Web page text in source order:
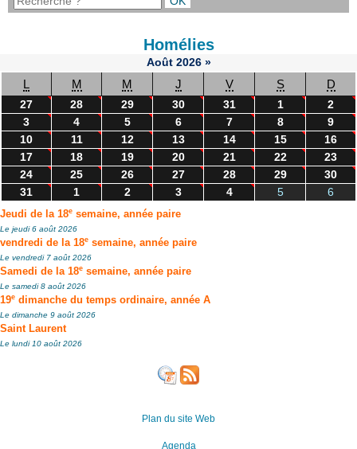
Homélies
Août 2026 »
L M M J V S D
27 28 29 30 31 1
2
3
4 5 6 7 8
9
10
11 12 13 14 15
16
17
18 19 20 21 22
23
24
25 26 27 28 29
30
31
1 2 3 4 5 6
Jeudi de la 18e semaine, année paire
Le jeudi 6 août 2026
vendredi de la 18e semaine, année paire
Le vendredi 7 août 2026
Samedi de la 18e semaine, année paire
Le samedi 8 août 2026
19e dimanche du temps ordinaire, année A
Le dimanche 9 août 2026
Saint Laurent
Le lundi 10 août 2026
Plan du site Web
Agenda